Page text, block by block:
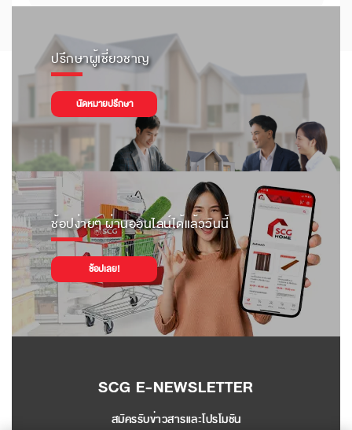
ปรึกษาผู้เชี่ยวชาญ
นัดหมายปรึกษา
ช้อปง่ายๆ ผ่านออนไลน์ได้แล้ววันนี้
ช้อปเลย!
SCG E-NEWSLETTER
สมัครรับข่าวสารและโปรโมชัน